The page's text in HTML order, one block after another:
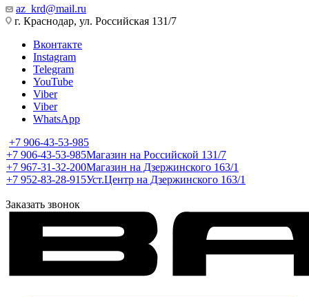
az_krd@mail.ru
г. Краснодар, ул. Российская 131/7
Вконтакте
Instagram
Telegram
YouTube
Viber
Viber
WhatsApp
+7 906-43-53-985
+7 906-43-53-985Магазин на Российской 131/7
+7 967-31-32-200Магазин на Дзержинского 163/1
+7 952-83-28-915Уст.Центр на Дзержинского 163/1
Заказать звонок